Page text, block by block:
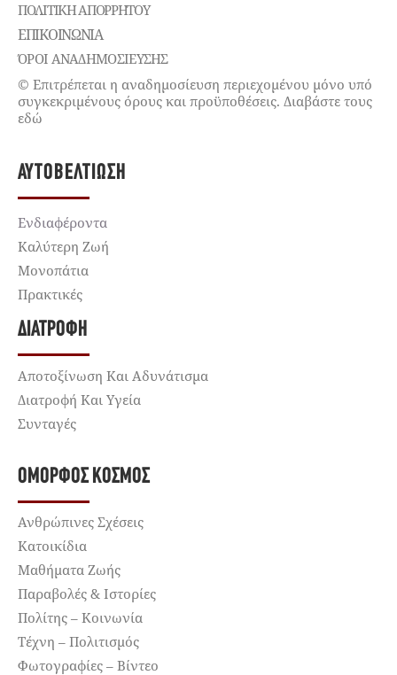
ΠΟΛΙΤΙΚΉ ΑΠΟΡΡΉΤΟΥ
ΕΠΙΚΟΙΝΩΝΊΑ
ΌΡΟΙ ΑΝΑΔΗΜΟΣΙΕΥΣΗΣ
© Επιτρέπεται η αναδημοσίευση περιεχομένου μόνο υπό
συγκεκριμένους όρους και προϋποθέσεις. Διαβάστε τους
εδώ
ΑΥΤΟΒΕΛΤΊΩΣΗ
Ενδιαφέροντα
Καλύτερη Ζωή
Μονοπάτια
Πρακτικές
ΔΙΑΤΡΟΦΉ
Αποτοξίνωση Και Αδυνάτισμα
Διατροφή Και Υγεία
Συνταγές
ΌΜΟΡΦΟΣ ΚΌΣΜΟΣ
Ανθρώπινες Σχέσεις
Κατοικίδια
Μαθήματα Ζωής
Παραβολές & Ιστορίες
Πολίτης – Κοινωνία
Τέχνη – Πολιτισμός
Φωτογραφίες – Βίντεο